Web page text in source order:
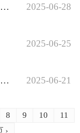
全不锈钢直线筛在食品行业的应用解析 2025-06-28
2025-06-25
超声波摇摆筛的物料均匀分散的原理 2025-06-21
8 9 10
11
›